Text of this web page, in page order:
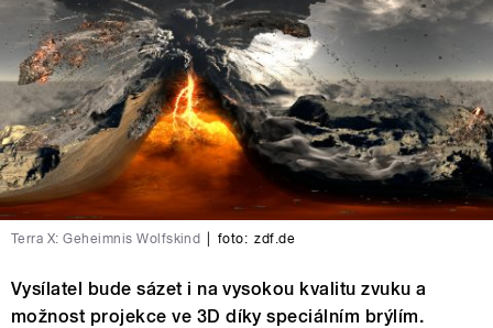
Terra X: Geheimnis Wolfskind foto: zdf.de
Vysílatel bude sázet i na vysokou kvalitu zvuku a
možnost projekce ve 3D díky speciálním brýlím.